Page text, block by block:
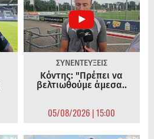
ΣΥΝΕΝΤΕΥΞΕΙΣ
Κόντης: "Πρέπει να
βελτιωθούμε άμεσα..
05/08/2026 | 15:00